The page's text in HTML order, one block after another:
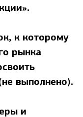
к которому
рынка
выполнено).
и